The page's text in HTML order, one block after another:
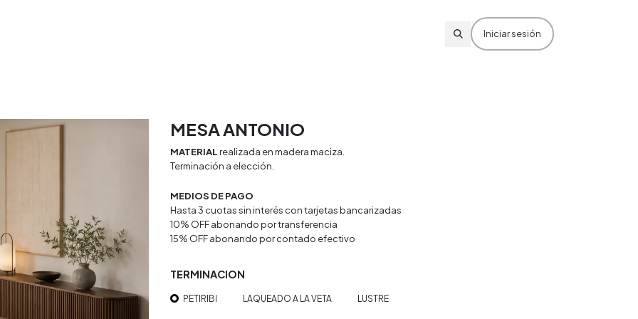
Iniciar sesión
MESA ANTONIO
MATERIALrealizada en madera maciza.
Terminación a elección.
MEDIOS DE PAGO
Hasta 3 cuotas sin interés con tarjetas bancarizadas
10% OFF abonando por transferencia
15% OFF abonando por contado efectivo
TERMINACION
PETIRIBI LAQUEADO A LA VETA LUSTRE